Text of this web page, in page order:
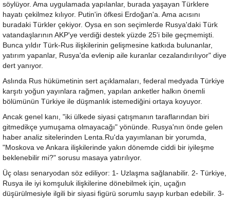
söylüyor. Ama uygulamada yapılanlar, burada yaşayan Türklere
hayatı çekilmez kılıyor. Putin'in öfkesi Erdoğan'a. Ama acısını
buradaki Türkler çekiyor. Oysa en son seçimlerde Rusya'daki Türk
vatandaşlarının AKP'ye verdiği destek yüzde 25'i bile geçmemişti.
Bunca yıldır Türk-Rus ilişkilerinin gelişmesine katkıda bulunanlar,
yatırım yapanlar, Rusya'da evlenip aile kuranlar cezalandırılıyor" diye
dert yanıyor.
Aslında Rus hükümetinin sert açıklamaları, federal medyada Türkiye
karşıtı yoğun yayınlara rağmen, yapılan anketler halkın önemli
bölümünün Türkiye ile düşmanlık istemediğini ortaya koyuyor.
Ancak genel kanı, "iki ülkede siyasi çatışmanın taraflarından biri
gitmedikçe yumuşama olmayacağı" yönünde. Rusya'nın önde gelen
haber analiz sitelerinden Lenta.Ru'da yayımlanan bir yorumda,
"Moskova ve Ankara ilişkilerinde yakın dönemde ciddi bir iyileşme
beklenebilir mi?" sorusu masaya yatırılıyor.
Üç olası senaryodan söz ediliyor: 1- Uzlaşma sağlanabilir. 2- Türkiye,
Rusya ile iyi komşuluk ilişkilerine dönebilmek için, uçağın
düşürülmesiyle ilgili bir siyasi figürü sorumlu sayıp kurban edebilir. 3-